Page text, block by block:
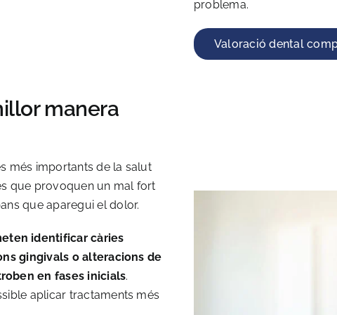
problema.
Valoració dental
manera
més importants de la salut
que provoquen un mal fort
que aparegui el dolor.
identificar càries
gingivals o alteracions de
en fases inicials.
aplicar tractaments més